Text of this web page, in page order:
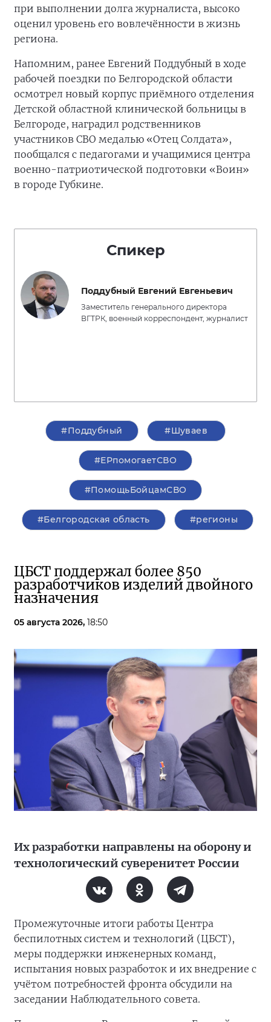
при выполнении долга журналиста, высоко
оценил уровень его вовлечённости в жизнь
региона.
Напомним, ранее Евгений Поддубный в ходе
рабочей поездки по Белгородской области
осмотрел новый корпус приёмного отделения
Детской областной клинической больницы в
Белгороде, наградил родственников
участников СВО медалью «Отец Солдата»,
пообщался с педагогами и учащимися центра
военно-патриотической подготовки «Воин»
в городе Губкине.
Спикер
Поддубный Евгений Евгеньевич
Заместитель генерального директора
ВГТРК, военный корреспондент, журналист
#Поддубный #Шуваев
#ЕРпомогаетСВО
#ПомощьБойцамСВО
#Белгородская область #регионы
ЦБСТ поддержал более 850
разработчиков изделий двойного
назначения
05 августа 2026, 18:50
Их разработки направлены на оборону и
технологический суверенитет России
Промежуточные итоги работы Центра
беспилотных систем и технологий (ЦБСТ),
меры поддержки инженерных команд,
испытания новых разработок и их внедрение с
учётом потребностей фронта обсудили на
заседании Наблюдательного совета.